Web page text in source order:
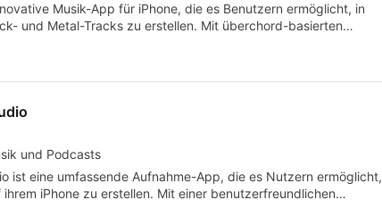
Musik-App für iPhone, die es Benutzern ermöglicht, in
und Metal-Tracks zu erstellen. Mit überchord-basierten…
und Podcasts
ist eine umfassende Aufnahme-App, die es Nutzern ermöglicht,
iPhone zu erstellen. Mit einer benutzerfreundlichen…